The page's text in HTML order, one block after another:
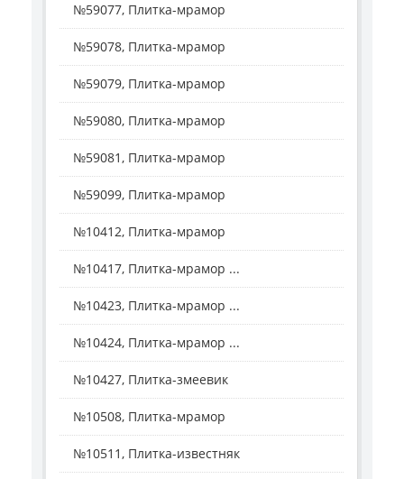
№59077, Плитка-мрамор
№59078, Плитка-мрамор
№59079, Плитка-мрамор
№59080, Плитка-мрамор
№59081, Плитка-мрамор
№59099, Плитка-мрамор
№10412, Плитка-мрамор
№10417, Плитка-мрамор ...
№10423, Плитка-мрамор ...
№10424, Плитка-мрамор ...
№10427, Плитка-змеевик
№10508, Плитка-мрамор
№10511, Плитка-известняк